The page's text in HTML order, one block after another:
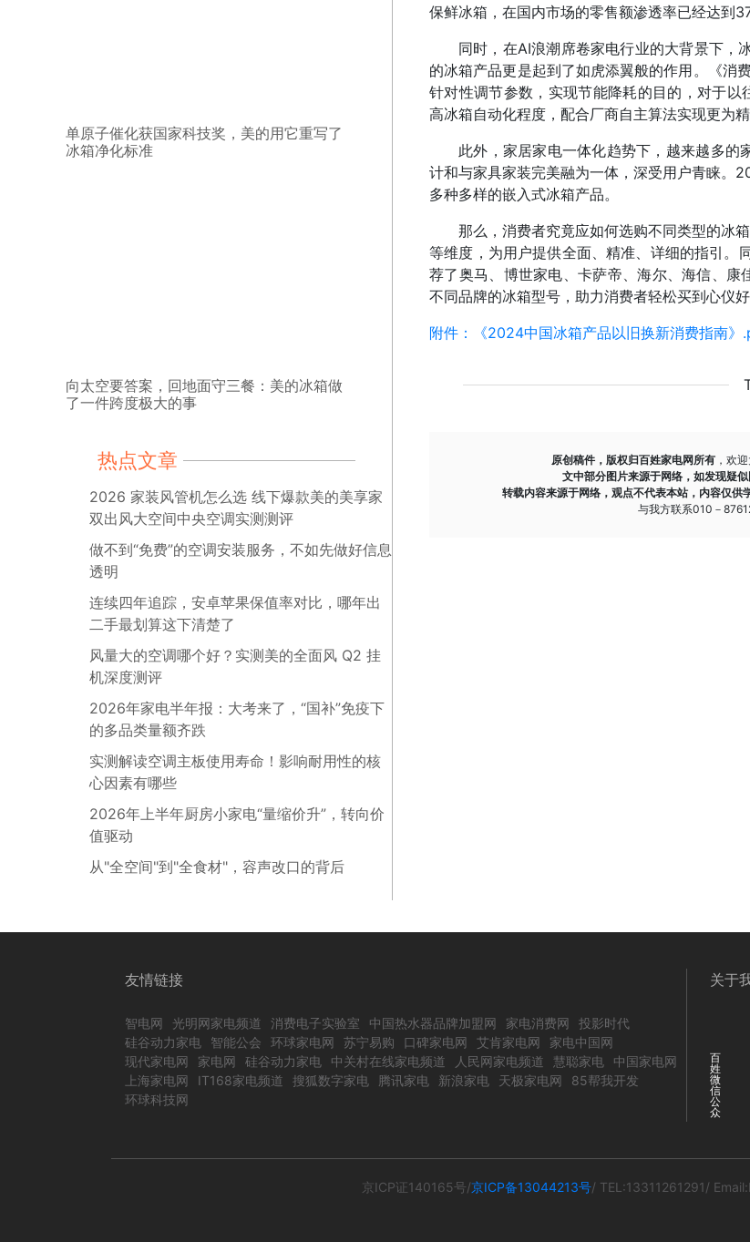
单原子催化获国家科技奖，美的用它重写了
冰箱净化标准
向太空要答案，回地面守三餐：美的冰箱做
了一件跨度极大的事
热点文章
2026 家装风管机怎么选 线下爆款美的美享家
双出风大空间中央空调实测测评
做不到“免费”的空调安装服务，不如先做好信息
透明
连续四年追踪，安卓苹果保值率对比，哪年出
二手最划算这下清楚了
风量大的空调哪个好？实测美的全面风 Q2 挂
机深度测评
2026年家电半年报：大考来了，“国补”免疫下
的多品类量额齐跌
实测解读空调主板使用寿命！影响耐用性的核
心因素有哪些
2026年上半年厨房小家电“量缩价升”，转向价
值驱动
从"全空间"到"全食材"，容声改口的背后
保鲜冰箱，在国内市场的零售额渗透率已经达到
同时，在AI浪潮席卷家电行业的大背景下，
的冰箱产品更是起到了如虎添翼般的作用。《消
针对性调节参数，实现节能降耗的目的，对于
高冰箱自动化程度，配合厂商自主算法实现更为
此外，家居家电一体化趋势下，越来越多的
计和与家具家装完美融为一体，深受用户青睐。
多种多样的嵌入式冰箱产品。
那么，消费者究竟应如何选购不同类型的冰
等维度，为用户提供全面、精准、详细的指引。
荐了奥马、博世家电、卡萨帝、海尔、海信、
不同品牌的冰箱型号，助力消费者轻松买到心仪好
附件：《2024中国冰箱产品以旧换新消费指南》
原创稿件，版权归百姓家电网所有 ，欢
文中部分图片来源于网络，如发现疑
转载内容来源于网络，观点不代表本站，内容仅供
与我方联系010－
友情链接
智电网 光明网家电频道 消费电子实验室 中国热水器品牌加盟网 家电消费网
投影时代
硅谷动力家电
智能公会 环球家电网 苏宁易购 口碑家电网 艾肯家电网
家电中国网
现代家电网
家电网 硅谷动力家电 中关村在线家电频道 人民网家电频道 慧聪家电
中国家电网
上海家电网
IT168家电频道 搜狐数字家电 腾讯家电 新浪家电 天极家电网
85帮我开发
环球科技网
关于
百
姓
微
信
公
众
京ICP证140165号/京ICP备13044213号/ TEL:13311261291/